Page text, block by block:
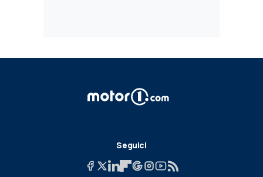
Seguici